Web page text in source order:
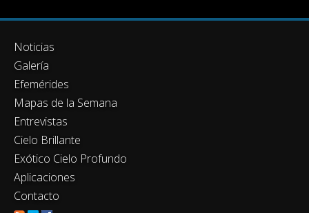
Noticias
Galería
Efemérides
Mapas de la Semana
Entrevistas
Cielo Brillante
Exótico Cielo Profundo
Aplicaciones
Contacto